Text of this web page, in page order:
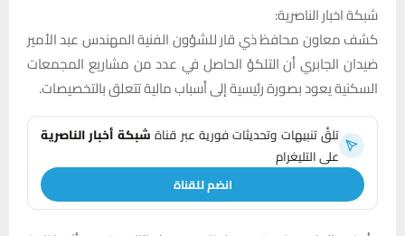
شبكة اخبار الناصرية:
كشف معاون محافظ ذي قار للشؤون الفنية المهندس عبد الأمير
ضيدان الجابري أن التلكؤ الحاصل في عدد من مشاريع المجمعات
السكنية يعود بصورة رئيسية إلى أسباب مالية تتعلق بالتخصيصات.
تلقَّ تنبيهات وتحديثات فورية عبر قناةشبكة أخبار الناصرية
على التليغرام
انضم للقناة